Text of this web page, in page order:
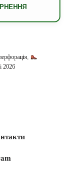
,
2026